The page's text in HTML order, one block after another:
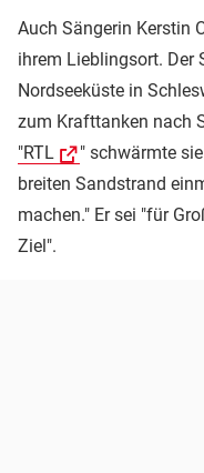
Auch Sängerin Kerstin
ihrem Lieblingsort. Der
Nordseeküste in
zum Krafttanken nach
"RTL
" schwärmte
breiten Sandstrand
machen." Er sei "für
Ziel".